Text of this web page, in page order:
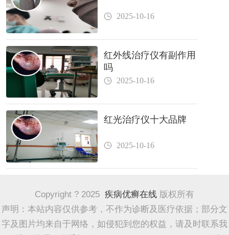
2025-10-16
红外线治疗仪有副作用
吗
2025-10-16
红光治疗仪十大品牌
2025-10-16
Copyright ? 2025 疾病优癣在线 版权所有
声明：本站内容仅供参考，不作为诊断及医疗依据；部分文
字及图片均来自于网络，如侵犯到您的权益，请及时联系我